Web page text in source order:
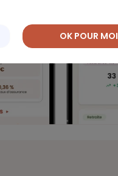
OK POUR MOI